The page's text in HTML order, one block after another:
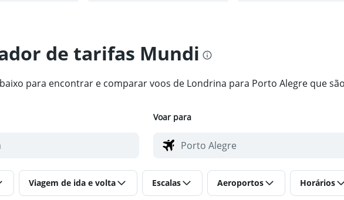
de tarifas Mundi
para encontrar e comparar voos de Londrina para Porto Alegre que
Voar para
Viagem de ida e volta Escalas Aeroportos Horários